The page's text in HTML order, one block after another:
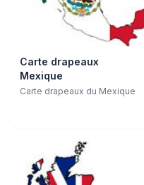
Carte drapeaux
Mexique
Carte drapeaux du Mexique